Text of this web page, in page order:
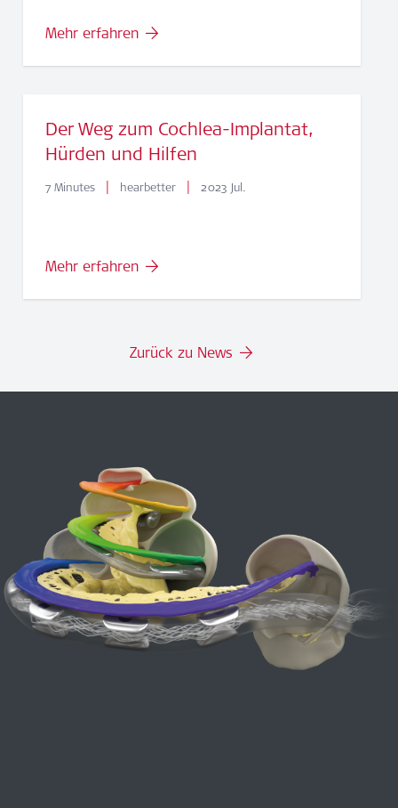
Mehr erfahren
Der Weg zum Cochlea-Implantat,
Hürden und Hilfen
7 Minutes | hearbetter | 2023 Jul.
Mehr erfahren
Zurück zu News